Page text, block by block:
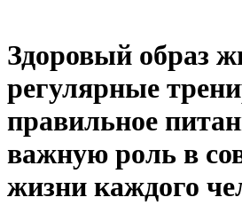
Здоровый образ
регулярные
правильное
важную роль в
жизни каждого